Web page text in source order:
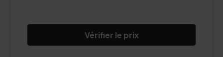
Vérifier le prix